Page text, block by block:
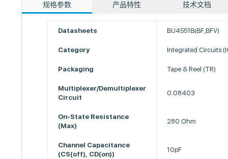
规格参数 产品特性 技术文档
Datasheets BU4551B(BF,BFV)
Category Integrated Circuits
Packaging Tape & Reel (TR)
Multiplexer/Demultiplexer
Circuit
0.08403
On-State Resistance
(Max)
280 Ohm
Channel Capacitance
(CS(off), CD(on))
10pF